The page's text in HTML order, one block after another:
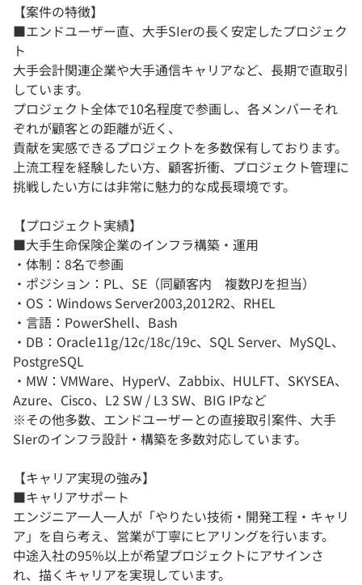
【案件の特徴】
■エンドユーザー直、大手SIerの長く安定したプロジェク
ト
大手会計関連企業や大手通信キャリアなど、長期で直取引
しています。
プロジェクト全体で10名程度で参画し、各メンバーそれ
ぞれが顧客との距離が近く、
貢献を実感できるプロジェクトを多数保有しております。
上流工程を経験したい方、顧客折衝、プロジェクト管理に
挑戦したい方には非常に魅力的な成長環境です。
【プロジェクト実績】
■大手生命保険企業のインフラ構築・運用
・体制：8名で参画
・ポジション：PL、SE（同顧客内 複数PJを担当）
・OS：Windows Server2003,2012R2、RHEL
・言語：PowerShell、Bash
・DB：Oracle11g/12c/18c/19c、SQL Server、MySQL、
PostgreSQL
・MW：VMWare、HyperV、Zabbix、HULFT、SKYSEA、
Azure、Cisco、L2 SW / L3 SW、BIG IPなど
※その他多数、エンドユーザーとの直接取引案件、大手
SIerのインフラ設計・構築を多数対応しています。
【キャリア実現の強み】
■キャリアサポート
エンジニア一人一人が「やりたい技術・開発工程・キャリ
ア」を自ら考え、営業が丁寧にヒアリングを行います。
中途入社の95%以上が希望プロジェクトにアサインさ
れ、描くキャリアを実現しています。